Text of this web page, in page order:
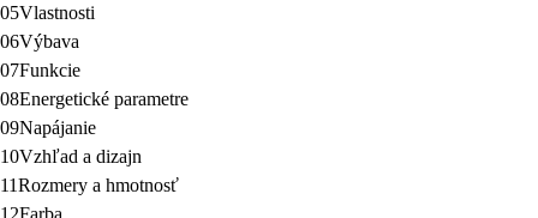
05Vlastnosti
06Výbava
07Funkcie
08Energetické parametre
09Napájanie
10Vzhľad a dizajn
11Rozmery a hmotnosť
12Farba